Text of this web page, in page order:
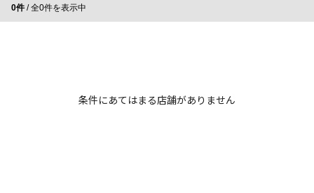
0件 / 全0件を表示中
条件にあてはまる店舗がありません